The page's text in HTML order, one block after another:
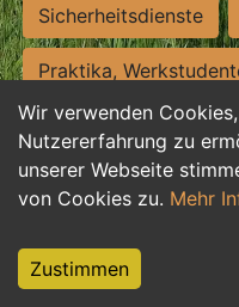
Wir verwenden
Nutzererfahrung zu
unserer Webseite
von Cookies zu. Mehr
Zustimmen
Sicherheitsdienste
Praktika,
Personalwesen
Hilfskräfte, Aushilfs-
Weiterbildung,